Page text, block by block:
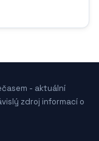
- aktuální
zdroj informací o